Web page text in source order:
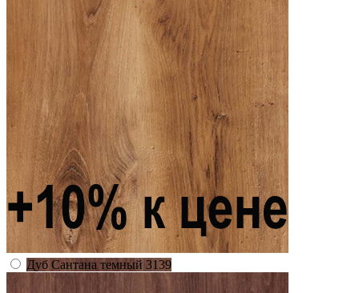
Дуб Сантана темный 3139